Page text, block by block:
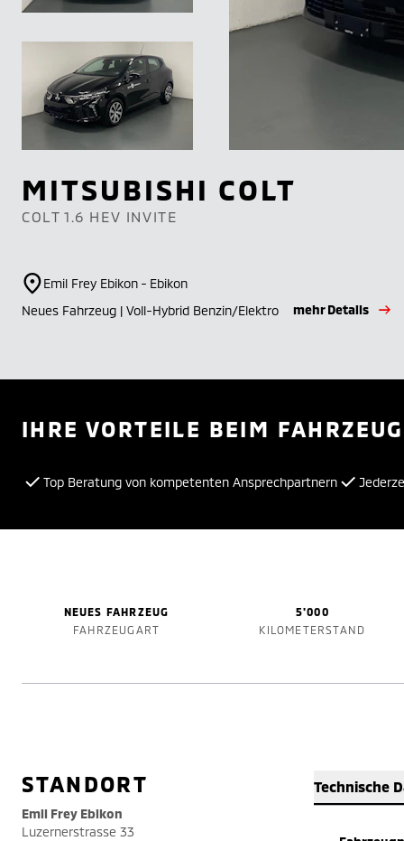
MITSUBISHI COLT
COLT 1.6 HEV INVITE
Emil Frey Ebikon - Ebikon
Neues Fahrzeug | Voll-Hybrid Benzin/Elektro
mehr Details
IHRE VORTEILE BEIM
Top Beratung von kompetenten Ansprechpartnern
NEUES FAHRZEUG
FAHRZEUGART
5'000
KILOMETERSTAND
Technische
STANDORT
Emil Frey Ebikon
Luzernerstrasse 33